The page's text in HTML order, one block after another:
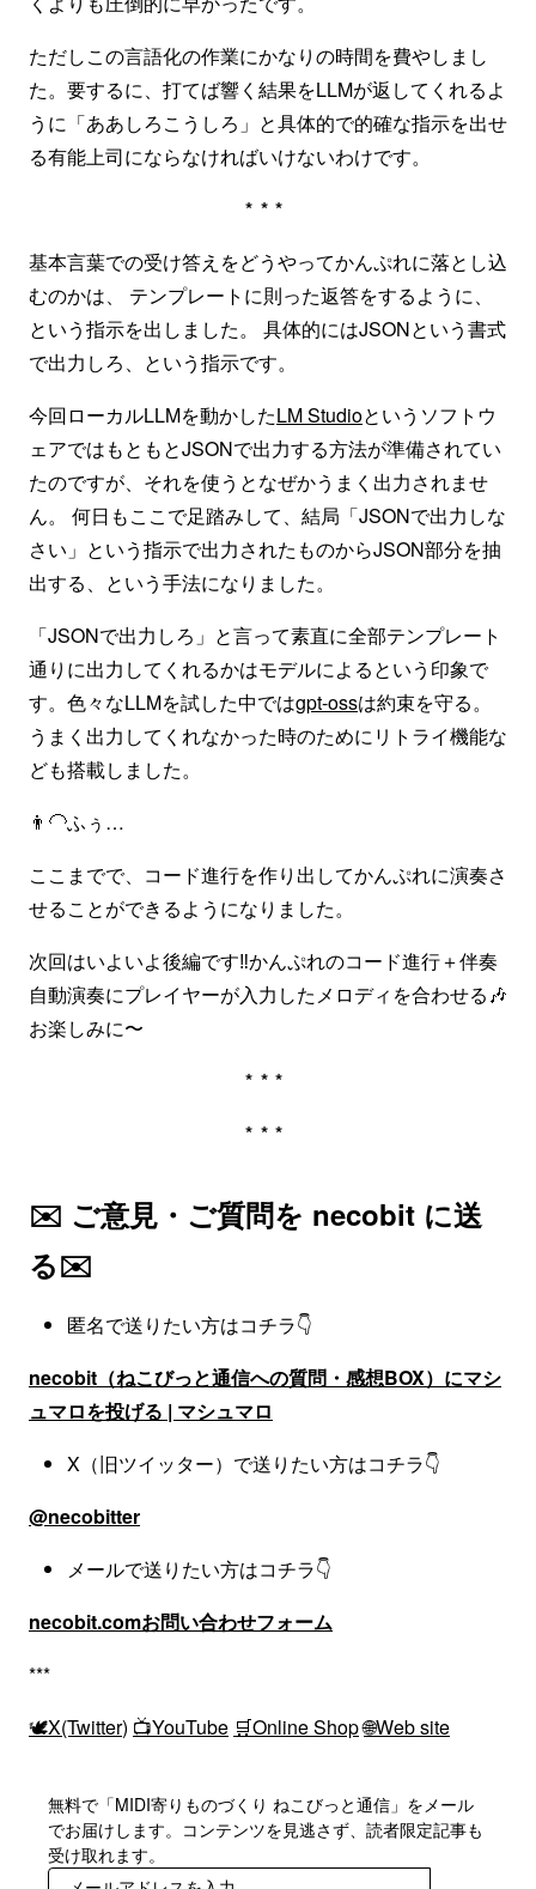
ただしこの言語化の作業にかなりの時間を費やしまし
た。要するに、打てば響く結果をLLMが返してくれるよ
うに「ああしろこうしろ」と具体的で的確な指示を出せ
る有能上司にならなければいけないわけです。
***
基本言葉での受け答えをどうやってかんぷれに落とし込
むのかは、 テンプレートに則った返答をするように、
という指示を出しました。 具体的にはJSONという書式
で出力しろ、という指示です。
今回ローカルLLMを動かしたLM Studioというソフトウ
ェアではもともとJSONで出力する方法が準備されてい
たのですが、それを使うとなぜかうまく出力されませ
ん。 何日もここで足踏みして、結局「JSONで出力しな
さい」という指示で出力されたものからJSON部分を抽
出する、という手法になりました。
「JSONで出力しろ」と言って素直に全部テンプレート
通りに出力してくれるかはモデルによるという印象で
す。色々なLLMを試した中ではgpt-ossは約束を守る。
うまく出力してくれなかった時のためにリトライ機能な
ども搭載しました。
👨‍🦲ふぅ…
ここまでで、コード進行を作り出してかんぷれに演奏さ
せることができるようになりました。
次回はいよいよ後編です‼️かんぷれのコード進行＋伴奏
自動演奏にプレイヤーが入力したメロディを合わせる🎶
お楽しみに〜
***
***
✉️ ご意見・ご質問を necobit に送
る✉️
匿名で送りたい方はコチラ👇
necobit（ねこびっと通信への質問・感想BOX）にマシ
ュマロを投げる | マシュマロ
X（旧ツイッター）で送りたい方はコチラ👇
@necobitter
メールで送りたい方はコチラ👇
necobit.comお問い合わせフォーム
***
🕊X(Twitter) 📺YouTube 🛒Online Shop🌐Web site
無料で「MIDI寄りものづくり ねこびっと通信」をメール
でお届けします。コンテンツを見逃さず、読者限定記事も
受け取れます。